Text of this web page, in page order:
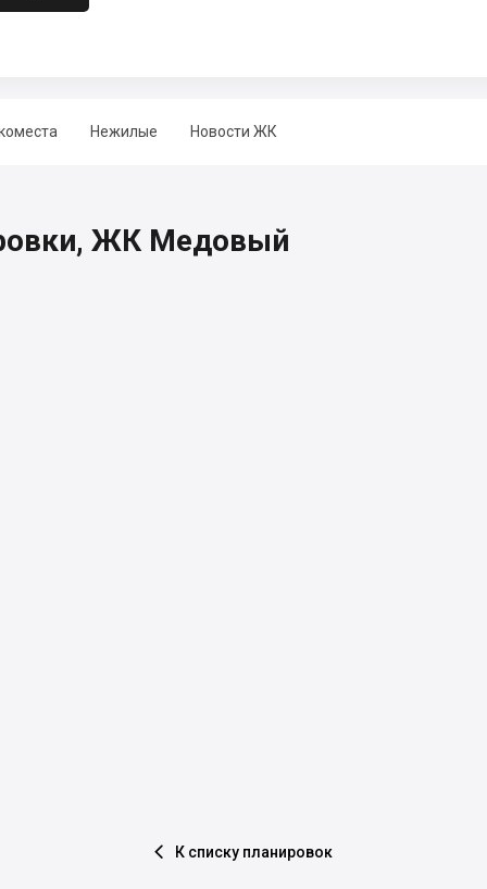
Нежилые Новости ЖК
ЖК Медовый
 К списку планировок